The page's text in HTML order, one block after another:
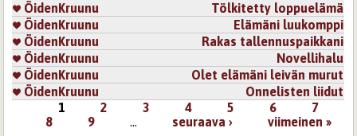
ÖidenKruunu
Tölkitetty loppuelämä
ÖidenKruunu
Elämäni luukomppi
ÖidenKruunu
Rakas tallennuspaikkani
ÖidenKruunu
Novellihalu
ÖidenKruunu
Olet elämäni leivän murut
ÖidenKruunu
Onnelisten liidut
1 2 3 4 5 6
7
8
9 … seuraava › viimeinen »